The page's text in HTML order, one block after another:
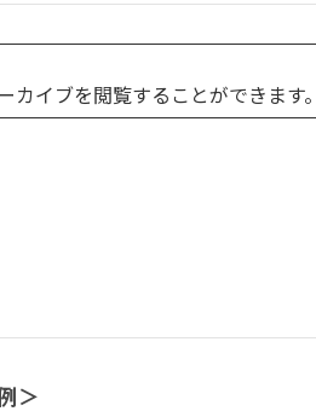
イブを閲覧することができます。
＞